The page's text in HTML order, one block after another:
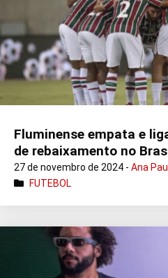
Fluminense empata e
de rebaixamento no
27 de novembro de 2024 - Ana
FUTEBOL